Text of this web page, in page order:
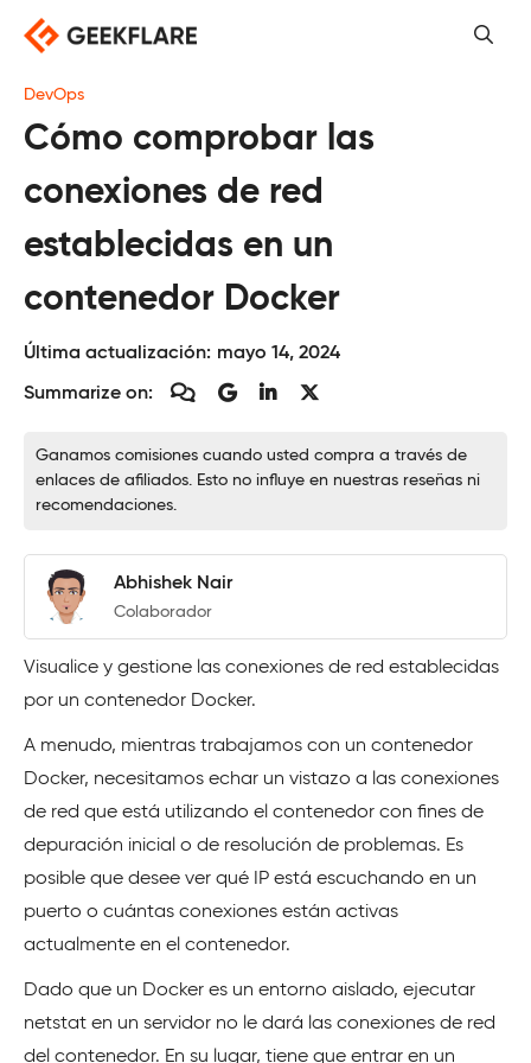
Saltar
contenido
DevOps
Cómo comprobar las
conexiones de red
establecidas en un
contenedor Docker
Última actualización: mayo 14, 2024
Summarize on:
Ganamos comisiones cuando usted compra a través de
enlaces de afiliados. Esto no influye en nuestras reseñas ni
recomendaciones.
Abhishek Nair
Colaborador
Visualice y gestione las conexiones de red establecidas
por un contenedor Docker.
A menudo, mientras trabajamos con un contenedor
Docker, necesitamos echar un vistazo a las conexiones
de red que está utilizando el contenedor con fines de
depuración inicial o de resolución de problemas. Es
posible que desee ver qué IP está escuchando en un
puerto o cuántas conexiones están activas
actualmente en el contenedor.
Dado que un Docker es un entorno aislado, ejecutar
netstat en un servidor no le dará las conexiones de red
del contenedor. En su lugar, tiene que entrar en un